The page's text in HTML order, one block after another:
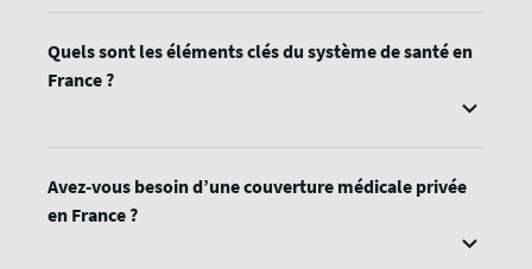
Quels sont les éléments clés du système de santé en
France ?
Avez-vous besoin d’une couverture médicale privée
en France ?